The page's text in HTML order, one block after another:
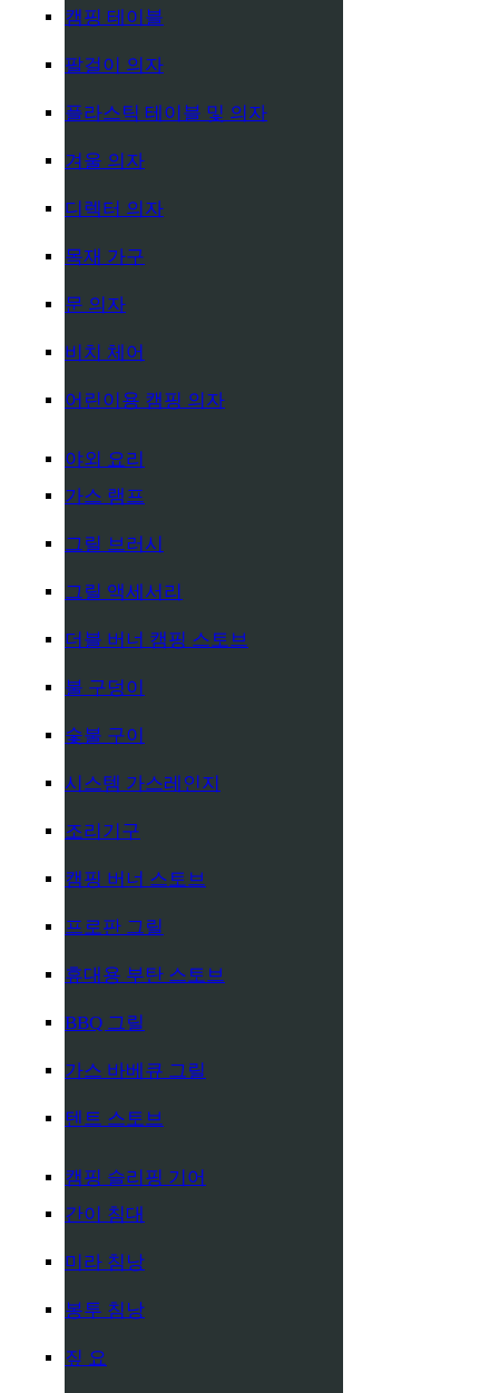
캠핑 테이블
팔걸이 의자
플라스틱 테이블 및 의자
겨울 의자
디렉터 의자
목재 가구
문 의자
비치 체어
어린이용 캠핑 의자
야외 요리
가스 램프
그릴 브러시
그릴 액세서리
더블 버너 캠핑 스토브
불 구덩이
숯불 구이
시스템 가스레인지
조리기구
캠핑 버너 스토브
프로판 그릴
휴대용 부탄 스토브
BBQ 그릴
가스 바베큐 그릴
텐트 스토브
캠핑 슬리핑 기어
간이 침대
미라 침낭
봉투 침낭
짚 요